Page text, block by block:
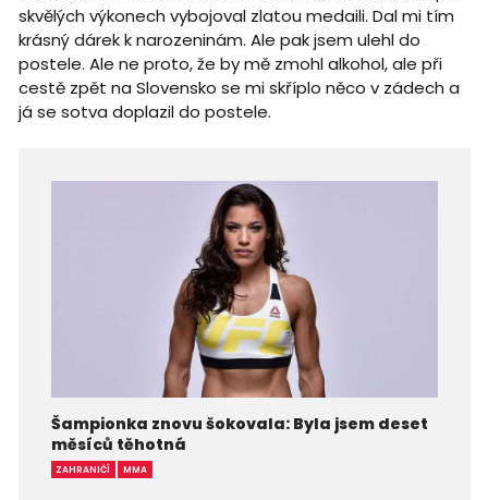
skvělých výkonech vybojoval zlatou medaili. Dal mi tím
krásný dárek k narozeninám. Ale pak jsem ulehl do
postele. Ale ne proto, že by mě zmohl alkohol, ale při
cestě zpět na Slovensko se mi skříplo něco v zádech a
já se sotva doplazil do postele.
Šampionka znovu šokovala: Byla jsem deset
měsíců těhotná
ZAHRANIČÍ MMA